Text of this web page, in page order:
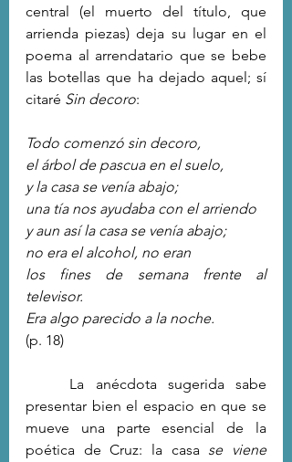
central (el muerto del título, que
arrienda piezas) deja su lugar en el
poema al arrendatario que se bebe
las botellas que ha dejado aquel; sí
citaré Sin decoro:
Todo comenzó sin decoro,
el árbol de pascua en el suelo,
y la casa se venía abajo;
una tía nos ayudaba con el arriendo
y aun así la casa se venía abajo;
no era el alcohol, no eran
los fines de semana frente al
televisor.
Era algo parecido a la noche.
(p. 18)
presentar bien el espacio en que se
mueve una parte esencial de la
poética de Cruz: la casa se viene